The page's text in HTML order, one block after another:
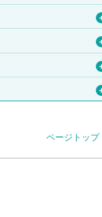
ページトップ